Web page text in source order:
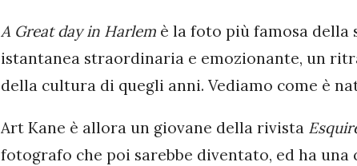
A Great day in Harlem è la foto più famosa della
istantanea straordinaria e emozionante, un
della cultura di quegli anni. Vediamo come è
Art Kane è allora un giovane della rivista
fotografo che poi sarebbe diventato, ed ha una